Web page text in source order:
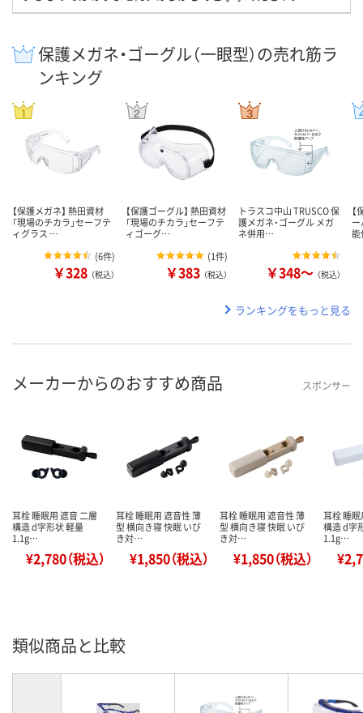
保護メガネ・ゴーグル（一眼型）の売れ筋ラ
ンキング
【保護メガネ】 熱田資材
「現場のチカラ」セーフテ
ィグラス …
(6件)
￥328 （税込）
【保護ゴーグル】 熱田資材
「現場のチカラ」セーフテ
ィゴーグ…
(1件)
￥383 （税込）
トラスコ中山 TRUSCO 保
護メガネ・ゴーグル メガ
ネ併用…
￥348～ （税込）
ランキングをもっと見る
メーカーからのおすすめ商品 スポンサー
耳栓 睡眠用 遮音 二層
構造 d字形状 軽量
1.1g…
¥2,780（税込）
耳栓 睡眠用 遮音性 薄
型 横向き寝 快眠 いび
き対…
¥1,850（税込）
耳栓 睡眠用 遮音性 薄
型 横向き寝 快眠 いび
き対…
¥1,850（税込）
耳栓 睡
構造 d字
1.1g…
類似商品と比較